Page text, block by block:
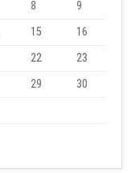
8
9
15
16
22
23
29
30